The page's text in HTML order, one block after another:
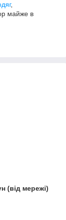
,
майже в
(від мережі)